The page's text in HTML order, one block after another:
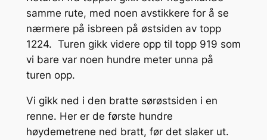
samme rute, med noen avstikkere for å se
nærmere på isbreen på østsiden av topp
1224. Turen gikk videre opp til topp 919 som
vi bare var noen hundre meter unna på
turen opp.
Vi gikk ned i den bratte sørøstsiden i en
renne. Her er de første hundre
høydemetrene ned bratt, før det slaker ut.